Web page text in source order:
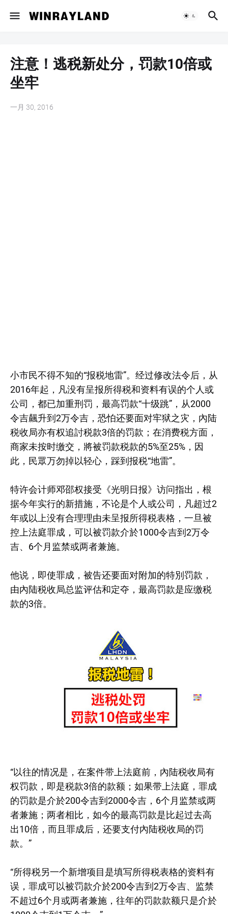
注意！逃税新处分，罚款10倍或
坐牢
一月 30, 2016
小市民不得不知的“报税地雷”。经过修改法令后，从
2016年起，凡没有呈报所得税和资料有误的个人或
公司，都已加重刑罚，最高罚款“十级跳”，从2000
令吉飆升到2万令吉，恐怕还要面对牢狱之灾，內陆
税收局亦有权追討税款3倍的罚款；在消费税方面，
商家未按时缴交，將被罚款税款的5%至25%，因
此，民眾万勿掉以轻心，踩到报税“地雷”。
特许会计师邓邵权接受《光明日报》访问指出，根
据今年实行的新措施，不论是个人或公司，凡超过2
年或以上没有合理理由未呈报所得税表格，一旦被
控上法庭罪成，可以被罚款介於1000令吉到2万令
吉、6个月监禁或两者兼施。
他说，即使罪成，被告还要面对附加的特別罚款，
由內陆税收局总监评估和定夺，最高罚款是应缴税
款的3倍。
“以往的情况是，在案件带上法庭前，內陆税收局有
权罚款，即是税款3倍的款额；如果带上法庭，罪成
的罚款是介於200令吉到2000令吉，6个月监禁或两
者兼施；两者相比，如今的最高罚款是比起过去高
出10倍，而且罪成后，还要支付內陆税收局的罚
款。”
“所得税另一个新增项目是填写所得税表格的资料有
误，罪成可以被罚款介於200令吉到2万令吉、监禁
不超过6个月或两者兼施，往年的罚款款额只是介於